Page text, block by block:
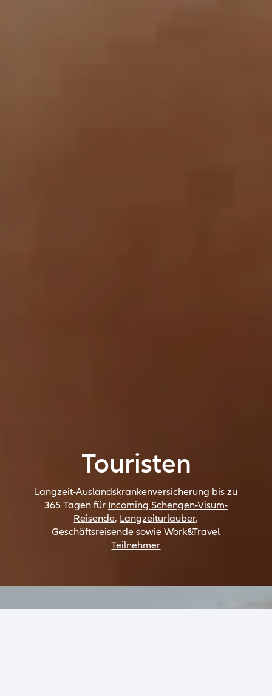
Touristen
Langzeit-Auslandskrankenversicherung bis zu
365 Tagen für Incoming Schengen-Visum-
Reisende, Langzeiturlauber,
Geschäftsreisende sowieWork&Travel
Teilnehmer